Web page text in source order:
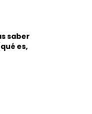
saber
es,